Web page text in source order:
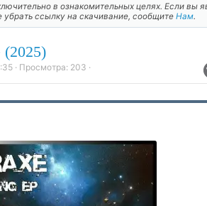
в ознакомительных целях. Если вы
убрать ссылку на скачивание, сообщите Нам.
· Просмотра: 203 ·